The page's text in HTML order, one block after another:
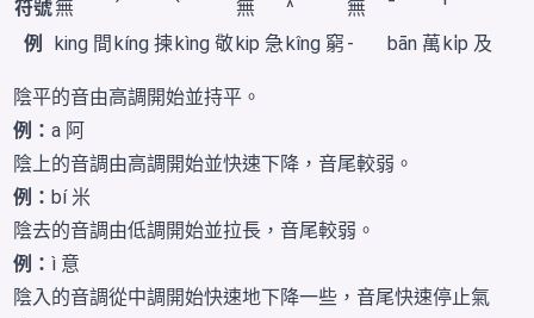
符號無 ´ ` 無 ^ 無 ¯
'
例
king 間 kíng 揀kìng 敬kip 急kîng 窮 - bān 萬ki̍p 及
陰平的音由高調開始並持平。
例：a 阿
陰上的音調由高調開始並快速下降，音尾較弱。
例：bí 米
陰去的音調由低調開始並拉長，音尾較弱。
例：ì 意
陰入的音調從中調開始快速地下降一些，音尾快速停止氣